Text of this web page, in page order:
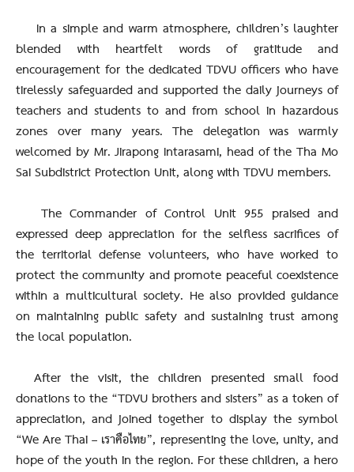
In a simple and warm atmosphere, children’s laughter
blended with heartfelt words of gratitude and
encouragement for the dedicated TDVU officers who have
tirelessly safeguarded and supported the daily journeys of
teachers and students to and from school in hazardous
zones over many years. The delegation was warmly
welcomed by Mr. Jirapong Intarasami, head of the Tha Mo
Sai Subdistrict Protection Unit, along with TDVU members.
The Commander of Control Unit 955 praised and
expressed deep appreciation for the selfless sacrifices of
the territorial defense volunteers, who have worked to
protect the community and promote peaceful coexistence
within a multicultural society. He also provided guidance
on maintaining public safety and sustaining trust among
the local population.
After the visit, the children presented small food
donations to the “TDVU brothers and sisters” as a token of
appreciation, and joined together to display the symbol
“We Are Thai – เราคือไทย”, representing the love, unity, and
hope of the youth in the region. For these children, a hero